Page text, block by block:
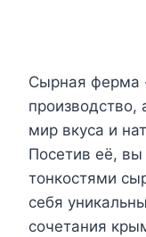
Сырная ферма
производство,
мир вкуса и
Посетив её, вы
тонкостями
себя
сочетания